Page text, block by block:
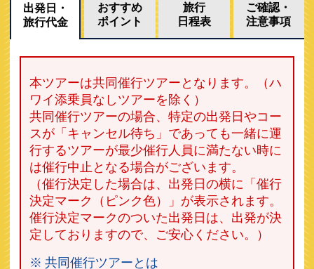
出発日・
旅行代金
おすすめ
ポイント
旅行
日程表
ご確認・
注意事項
本ツアーは共同催行ツアーとなります。（ハ
ワイ添乗員なしツアーを除く）
共同催行ツアーの場合、特定の出発日やコー
スが「キャンセル待ち」であっても一緒に運
行するツアーが最少催行人員に満たない時に
は催行中止となる場合がございます。
（催行決定した場合は、出発日の横に「催行
決定マーク（ピンク色）」が表示されます。
催行決定マークのついた出発日は、出発が決
定しておりますので、ご安心ください。）
※ 共同催行ツアーとは